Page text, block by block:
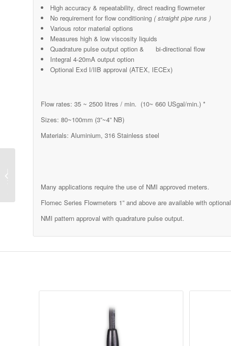
High accuracy & repeatability, direct reading flowmeter
No requirement for flow conditioning ( straight pipe runs )
Various rotor material options
Measures high & low viscosity liquids
Quadrature pulse output option & bi-directional flow
Integral 4-20mA output option
Optional Exd I/IIB approval (ATEX, IECEx)
Flow rates: 35 ~ 2500 litres / min. (10~ 660 USgal/min.) *
Sizes: 80~100mm (3”~4” NB)
Materials: Aluminium, 316 Stainless steel
Many applications require the use of NMI approved meters.
Flomec Series Flowmeters 1” and above are available with optional
NMI pattern approval with quadrature pulse output.